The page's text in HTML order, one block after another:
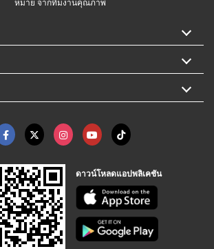
ดาวน์โหลดแอปพลิเคชัน